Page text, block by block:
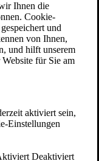
Ihnen die
Cookie-
und
von Ihnen,
und hilft unserem
für Sie am
aktiviert sein,
Einstellungen
Deaktiviert